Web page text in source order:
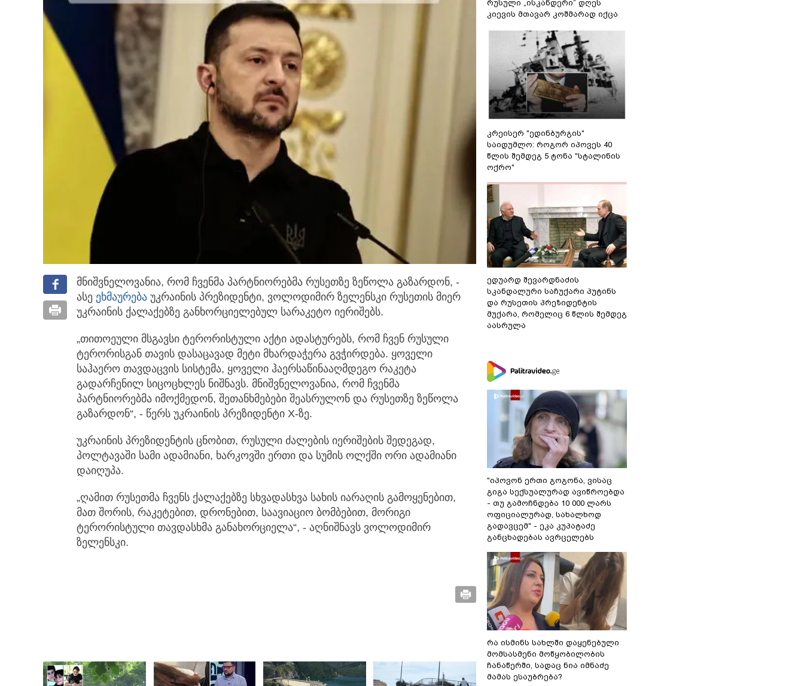
მნიშვნელოვანია, რომ ჩვენმა პარტნიორებმა რუსეთზე ზეწოლა გაზარდონ, -
ასე ეხმაურება უკრაინის პრეზიდენტი, ვოლოდიმირ ზელენსკი რუსეთის მიერ
უკრაინის ქალაქებზე განხორციელებულ სარაკეტო იერიშებს.
„თითოეული მსგავსი ტერორისტული აქტი ადასტურებს, რომ ჩვენ რუსული
ტერორისგან თავის დასაცავად მეტი მხარდაჭერა გვჭირდება. ყოველი
საჰაერო თავდაცვის სისტემა, ყოველი ჰაერსაწინააღმდეგო რაკეტა
გადარჩენილ სიცოცხლეს ნიშნავს. მნიშვნელოვანია, რომ ჩვენმა
პარტნიორებმა იმოქმედონ, შეთანხმებები შეასრულონ და რუსეთზე ზეწოლა
გაზარდონ“, - წერს უკრაინის პრეზიდენტი X-ზე.
უკრაინის პრეზიდენტის ცნობით, რუსული ძალების იერიშების შედეგად,
პოლტავაში სამი ადამიანი, ხარკოვში ერთი და სუმის ოლქში ორი ადამიანი
დაიღუპა.
„ღამით რუსეთმა ჩვენს ქალაქებზე სხვადასხვა სახის იარაღის გამოყენებით,
მათ შორის, რაკეტებით, დრონებით, საავიაციო ბომბებით, მორიგი
ტერორისტული თავდასხმა განახორციელა“, - აღნიშნავს ვოლოდიმირ
ზელენსკი.
რუსული „ისკანდერი“ დღეს
კიევის მთავარ კოშმარად იქცა
კრეისერ "ედინბურგის"
საიდუმლო: როგორ იპოვეს 40
წლის შემდეგ 5 ტონა "სტალინის
ოქრო"
ედუარდ შევარდნაძის
სკანდალური საჩუქარი პუტინს
და რუსეთის პრეზიდენტის
მუქარა, რომელიც 6 წლის შემდეგ
აასრულა
"იპოვონ ერთი გოგონა, ვისაც
გიგა სექსუალურად ავიწროებდა
- თუ გამოჩნდება 10 000 ლარს
ოფიციალურად, სახალხოდ
გადავცემ" - ეკა კუპატაძე
განცხადებას ავრცელებს
რა ისმინს სახლში დაყენებული
მომსასმენი მოწყობილობის
ჩანაწერში, სადაც ნია იმნაძე
მამას ესაუბრება?